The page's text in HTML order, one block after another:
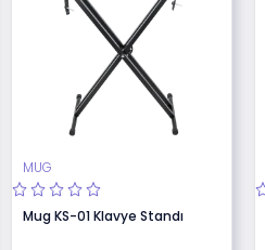
MUG
Mug KS-01 Klavye Standı